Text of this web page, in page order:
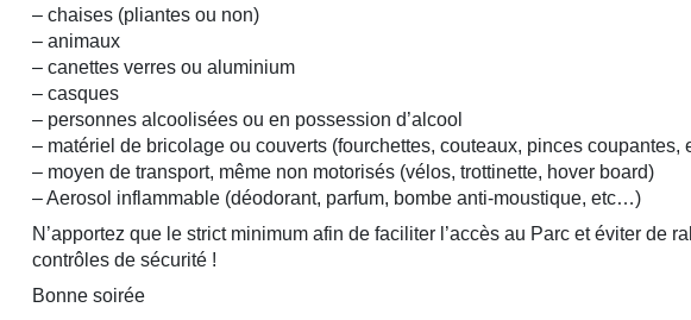
– chaises (pliantes ou non)
– animaux
– canettes verres ou aluminium
– casques
– personnes alcoolisées ou en possession d’alcool
– matériel de bricolage ou couverts (fourchettes, couteaux, pinces coupantes,
– moyen de transport, même non motorisés (vélos, trottinette, hover board)
– Aerosol inflammable (déodorant, parfum, bombe anti-moustique, etc…)
N’apportez que le strict minimum afin de faciliter l’accès au Parc et éviter de
contrôles de sécurité !
Bonne soirée